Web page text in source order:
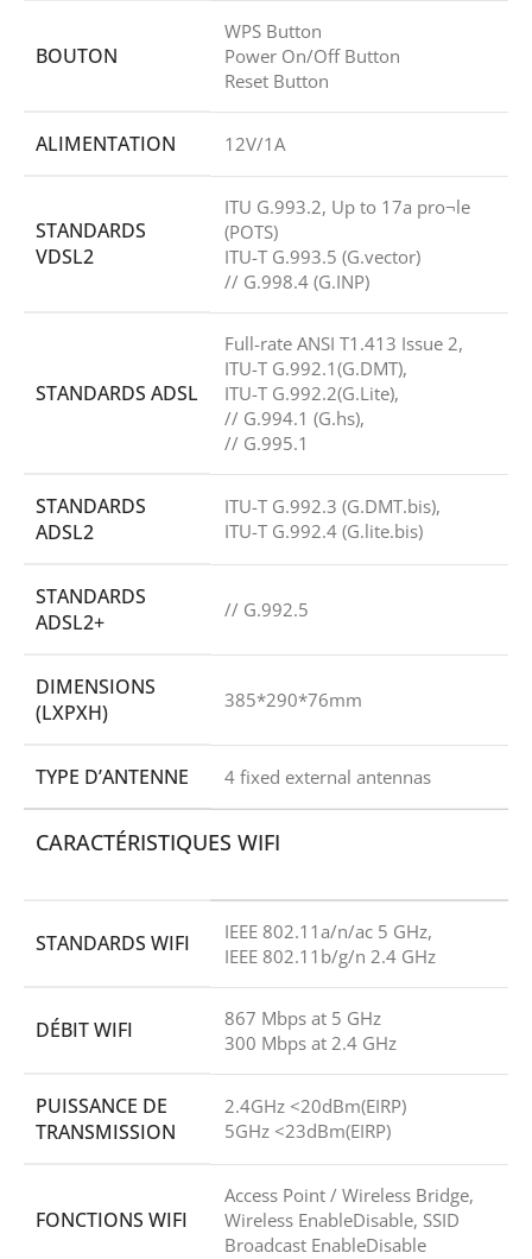
BOUTON
WPS Button
Power On/Off Button
Reset Button
ALIMENTATION 12V/1A
STANDARDS
VDSL2
ITU G.993.2, Up to 17a pro¬le
(POTS)
ITU-T G.993.5 (G.vector)
// G.998.4 (G.INP)
STANDARDS ADSL
Full-rate ANSI T1.413 Issue 2,
ITU-T G.992.1(G.DMT),
ITU-T G.992.2(G.Lite),
// G.994.1 (G.hs),
// G.995.1
STANDARDS
ADSL2
ITU-T G.992.3 (G.DMT.bis),
ITU-T G.992.4 (G.lite.bis)
STANDARDS
ADSL2+
// G.992.5
DIMENSIONS
(LXPXH)
385*290*76mm
TYPE D’ANTENNE 4 fixed external antennas
CARACTÉRISTIQUES WIFI
STANDARDS WIFI
IEEE 802.11a/n/ac 5 GHz,
IEEE 802.11b/g/n 2.4 GHz
DÉBIT WIFI
867 Mbps at 5 GHz
300 Mbps at 2.4 GHz
PUISSANCE DE
TRANSMISSION
2.4GHz <20dBm(EIRP)
5GHz <23dBm(EIRP)
FONCTIONS WIFI
Access Point / Wireless Bridge,
Wireless EnableDisable, SSID
Broadcast EnableDisable